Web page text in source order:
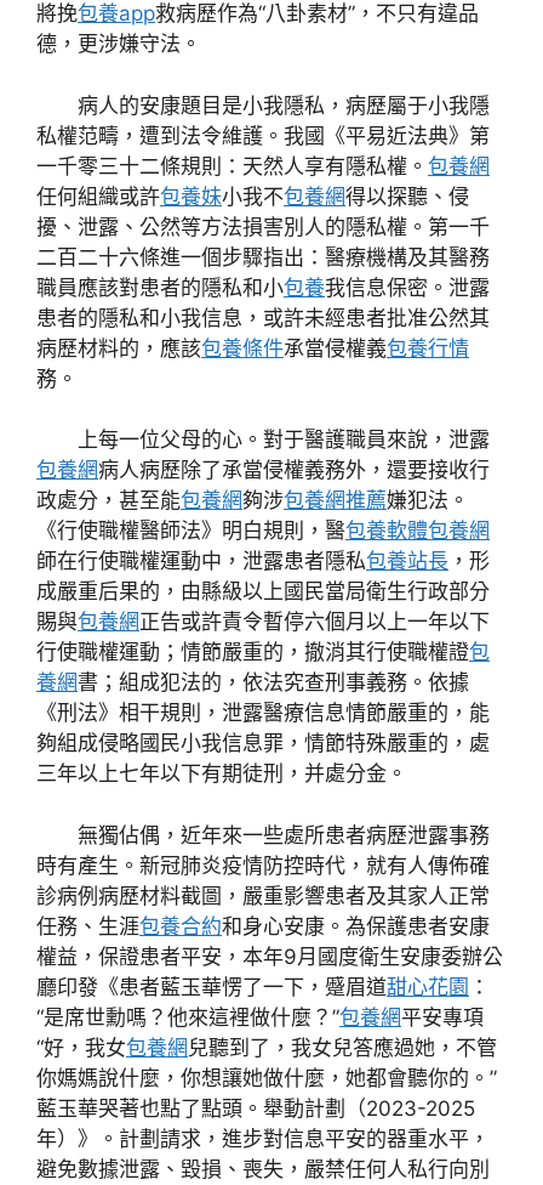
將挽包養app救病歷作為“八卦素材”，不只有違品
德，更涉嫌守法。
病人的安康題目是小我隱私，病歷屬于小我隱
私權范疇，遭到法令維護。我國《平易近法典》第
一千零三十二條規則：天然人享有隱私權。 包養網
任何組織或許包養妹小我不包養網得以探聽、侵
擾、泄露、公然等方法損害別人的隱私權。第一千
二百二十六條進一個步驟指出：醫療機構及其醫務
職員應該對患者的隱私和小包養我信息保密。泄露
患者的隱私和小我信息，或許未經患者批准公然其
病歷材料的，應該包養條件承當侵權義包養行情
務。
上每一位父母的心。對于醫護職員來說，泄露
包養網病人病歷除了承當侵權義務外，還要接收行
政處分，甚至能包養網夠涉包養網推薦嫌犯法。
《行使職權醫師法》明白規則，醫包養軟體包養網
師在行使職權運動中，泄露患者隱私包養站長 ，形
成嚴重后果的，由縣級以上國民當局衛生行政部分
賜與包養網正告或許責令暫停六個月以上一年以下
行使職權運動；情節嚴重的，撤消其行使職權證包
養網書；組成犯法的，依法究查刑事義務。依據
《刑法》相干規則，泄露醫療信息情節嚴重的，能
夠組成侵略國民小我信息罪，情節特殊嚴重的，處
三年以上七年以下有期徒刑，并處分金。
無獨佔偶，近年來一些處所患者病歷泄露事務
時有產生。新冠肺炎疫情防控時代，就有人傳佈確
診病例病歷材料截圖，嚴重影響患者及其家人正常
任務、生涯包養合約和身心安康。為保護患者安康
權益，保證患者平安，本年9月國度衛生安康委辦公
廳印發《患者藍玉華愣了一下，蹙眉道甜心花園 ：
“是席世勳嗎？他來這裡做什麼？”包養網平安專項
“好，我女包養網 兒聽到了，我女兒答應過她，不管
你媽媽說什麼，你想讓她做什麼，她都會聽你的。”
藍玉華哭著也點了點頭。舉動計劃（2023-2025
年）》。計劃請求，進步對信息平安的器重水平，
避免數據泄露、毀損、喪失，嚴禁任何人私行向別